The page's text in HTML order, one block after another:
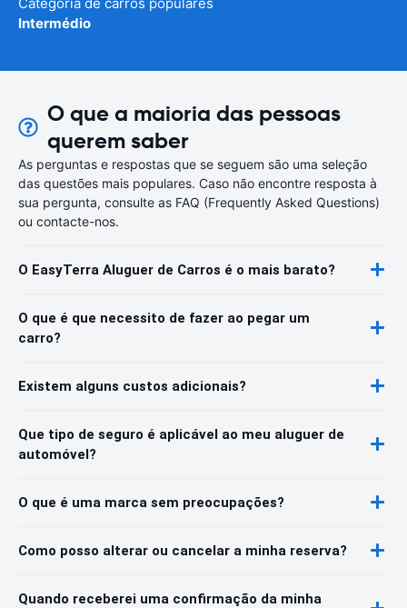
Intermédio
O que a maioria das pessoas
querem saber
As perguntas e respostas que se seguem são uma seleção
das questões mais populares. Caso não encontre resposta à
sua pergunta, consulte as FAQ (Frequently Asked Questions)
ou contacte-nos.
O EasyTerra Aluguer de Carros é o mais barato?
O que é que necessito de fazer ao pegar um
carro?
Existem alguns custos adicionais?
Que tipo de seguro é aplicável ao meu aluguer de
automóvel?
O que é uma marca sem preocupações?
Como posso alterar ou cancelar a minha reserva?
Quando receberei uma confirmação da minha